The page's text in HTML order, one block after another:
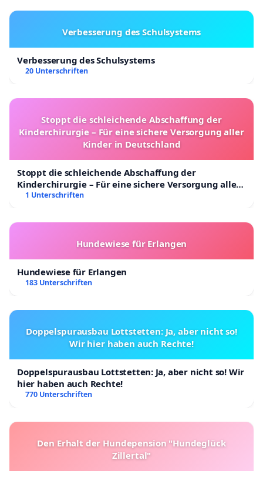
Verbesserung des Schulsystems
Verbesserung des Schulsystems
20 Unterschriften
Stoppt die schleichende Abschaffung der
Kinderchirurgie – Für eine sichere Versorgung aller
Kinder in Deutschland
Stoppt die schleichende Abschaffung der
Kinderchirurgie – Für eine sichere Versorgung aller
Kinder in Deutschland
1 Unterschriften
Hundewiese für Erlangen
Hundewiese für Erlangen
183 Unterschriften
Doppelspurausbau Lottstetten: Ja, aber nicht so!
Wir hier haben auch Rechte!
Doppelspurausbau Lottstetten: Ja, aber nicht so! Wir
hier haben auch Rechte!
770 Unterschriften
Den Erhalt der Hundepension "Hundeglück
Zillertal"